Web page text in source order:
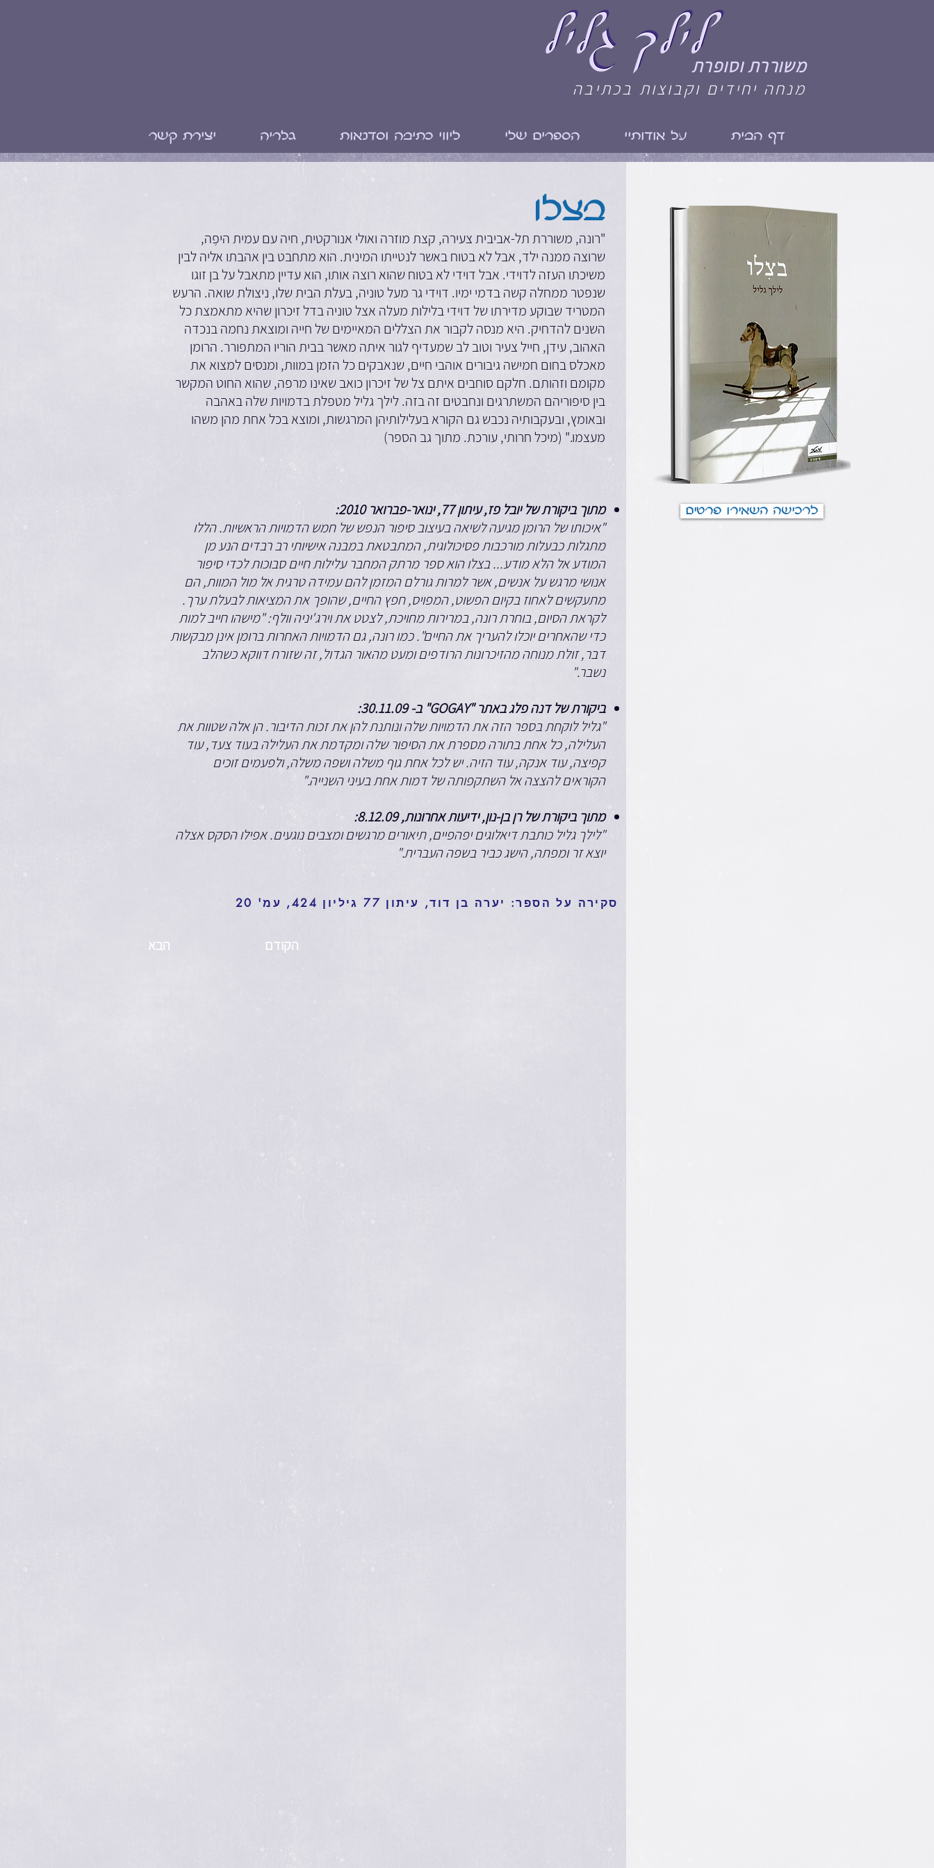
משוררת וסופרת
מנחה יחידים וקבוצות בכתיבה
דף הבית על אודותיי הספרים שלי ליווי כתיבה וסדנאות גלריה יצירת קשר
בצלו
"רונה, משוררת תל-אביבית צעירה, קצת מוזרה ואולי אנורקטית, חיה עם עמית היפֶה,
שרוצה ממנה ילד, אבל לא בטוח באשר לנטייתו המינית. הוא מתחבט בין אהבתו אליה לבין
משיכתו העזה לדוידי. אבל דוידי לא בטוח שהוא רוצה אותו, הוא עדיין מתאבל על בן זוגו
שנפטר ממחלה קשה בדמי ימיו. דוידי גר מעל טוניה, בעלת הבית שלו, ניצולת שואה. הרעש
המטריד שבוקע מדירתו של דוידי בלילות מעלה אצל טוניה בדל זיכרון שהיא מתאמצת כל
השנים להדחיק. היא מנסה לקבור את הצללים המאיימים של חייה ומוצאת נחמה בנכדה
האהוב, עידן, חייל צעיר וטוב לב שמעדיף לגור איתה מאשר בבית הוריו המתפורר. הרומן
מאכלס בחום חמישה גיבורים אוהבי חיים, שנאבקים כל הזמן במוות, ומנסים למצוא את
מקומם וזהותם. חלקם סוחבים איתם צל של זיכרון כואב שאינו מרפה, שהוא החוט המקשר
בין סיפוריהם המשתרגים ונחבטים זה בזה. לילך גליל מטפלת בדמויות שלה באהבה
ובאומץ, ובעקבותיה נכבש גם הקורא בעלילותיהן המרגשות, ומוצא בכל אחת מהן משהו
מעצמו." (מיכל חרותי, עורכת. מתוך גב הספר)
מתוך ביקורת של יובל פז, עיתון 77, ינואר-פברואר 2010:
"איכותו של הרומן מגיעה לשיאה בעיצוב סיפור הנפש של חמש הדמויות הראשיות. הללו
מתגלות כבעלות מורכבות פסיכולוגית, המתבטאת במבנה אישיותי רב רבדים הנע מן
המודע אל הלא מודע... בצלו הוא ספר מרתק המחבר עלילות חיים סבוכות לכדי סיפור
אנושי מרגש על אנשים, אשר למרות גורלם המזמן להם עמידה טרגית אל מול המוות, הם
מתעקשים לאחוז בקיום הפשוט, המפויס, חפץ החיים, שהופך את המציאות לבעלת ערך.
לקראת הסיום, בוחרת רונה, במרירות מחויכת, לצטט את וירג'יניה וולף: "מישהו חייב למות
כדי שהאחרים יוכלו להעריך את החיים". כמו רונה, גם הדמויות האחרות ברומן אינן מבקשות
דבר, זולת מנוחה מהזיכרונות הרודפים ומעט מהאור הגדול, זה שזורח דווקא כשהלב
נשבר."
ביקורת של דנה פלג באתר "GOGAY" ב- 30.11.09:
"גליל לוקחת בספר הזה את הדמויות שלה ונותנת להן את זכות הדיבור. הן אלה שטוות את
העלילה, כל אחת בתורה מספרת את הסיפור שלה ומקדמת את העלילה בעוד צעד, עוד
קפיצה, עוד אנקה, עוד הזיה. יש לכל אחת גוף משלה ושפה משלה, ולפעמים זוכים
הקוראים להצצה אל השתקפותה של דמות אחת בעיני השנייה."
מתוך ביקורת של רן בן-נון, ידיעות אחרונות, 8.12.09:
"לילך גליל כותבת דיאלוגים יפהפיים, תיאורים מרגשים ומצבים נוגעים. אפילו הסקס אצלה
יוצא זר ומפתה, הישג כביר בשפה העברית."
סקירה על הספר: יערה בן דוד, עיתון 77 גיליון 424, עמ' 20
הבא הקודם
לרכישה השאירו פרטים